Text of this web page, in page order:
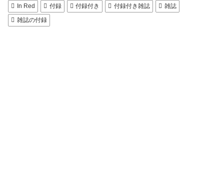
In Red 付録 付録付き 付録付き雑誌
雑誌
雑誌の付録